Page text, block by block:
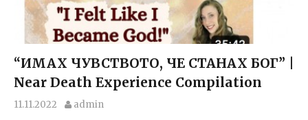
“ИМАХ ЧУВСТВОТО, ЧЕ СТАНАХ БОГ” |
Near Death Experience Compilation
11.11.2022 admin